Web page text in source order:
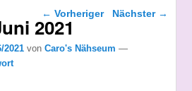
Beitragsnavigation
← Vorheriger Nächster →
2021
2021 von Caro's Nähseum —